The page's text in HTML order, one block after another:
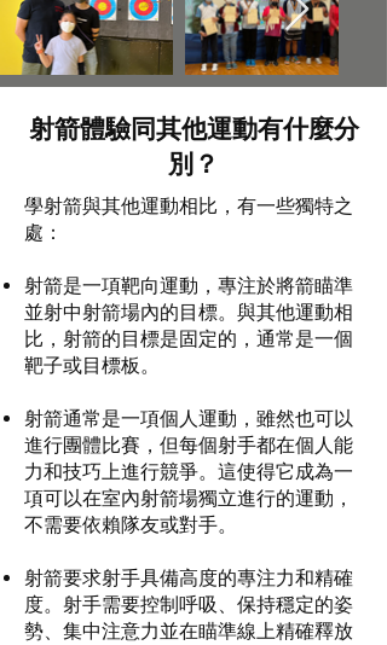
射箭體驗同其他運動有什麼分
別？
學射箭與其他運動相比，有一些獨特之
處：
射箭是一項靶向運動，專注於將箭瞄準
並射中射箭場內的目標。與其他運動相
比，射箭的目標是固定的，通常是一個
靶子或目標板。
射箭通常是一項個人運動，雖然也可以
進行團體比賽，但每個射手都在個人能
力和技巧上進行競爭。這使得它成為一
項可以在室內射箭場獨立進行的運動，
不需要依賴隊友或對手。
射箭要求射手具備高度的專注力和精確
度。射手需要控制呼吸、保持穩定的姿
勢、集中注意力並在瞄準線上精確釋放